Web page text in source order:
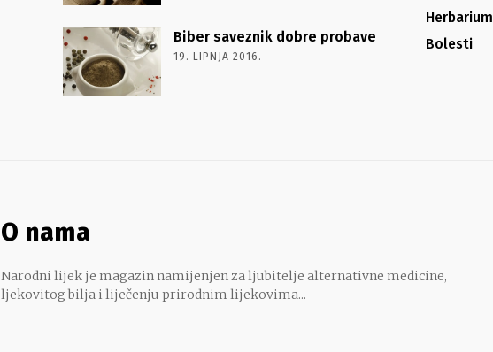
Biber saveznik dobre probave
19. LIPNJA 2016.
Herbarium
Bolesti
O nama
Narodni lijek je magazin namijenjen za ljubitelje alternativne medicine,
ljekovitog bilja i liječenju prirodnim lijekovima...